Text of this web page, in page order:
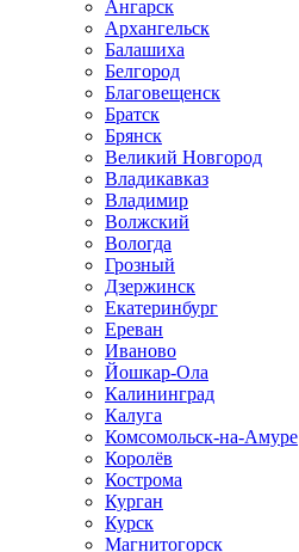
Ангарск
Архангельск
Балашиха
Белгород
Благовещенск
Братск
Брянск
Великий Новгород
Владикавказ
Владимир
Волжский
Вологда
Грозный
Дзержинск
Екатеринбург
Ереван
Иваново
Йошкар-Ола
Калининград
Калуга
Комсомольск-на-Амуре
Королёв
Кострома
Курган
Курск
Магнитогорск